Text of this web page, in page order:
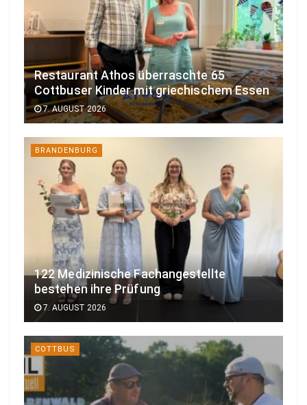
Restaurant Athos überraschte 65
Cottbuser Kinder mit griechischem Essen
7. AUGUST 2026
BRANDENBURG
122 Medizinische Fachangestellte
bestehen ihre Prüfung
7. AUGUST 2026
COTTBUS